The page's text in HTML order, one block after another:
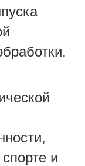
и